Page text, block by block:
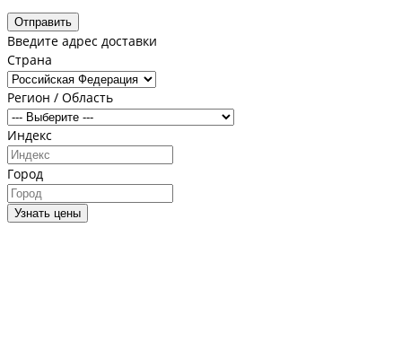
Отправить
Введите адрес доставки
Страна
Регион / Область
Индекс
Город
Узнать цены